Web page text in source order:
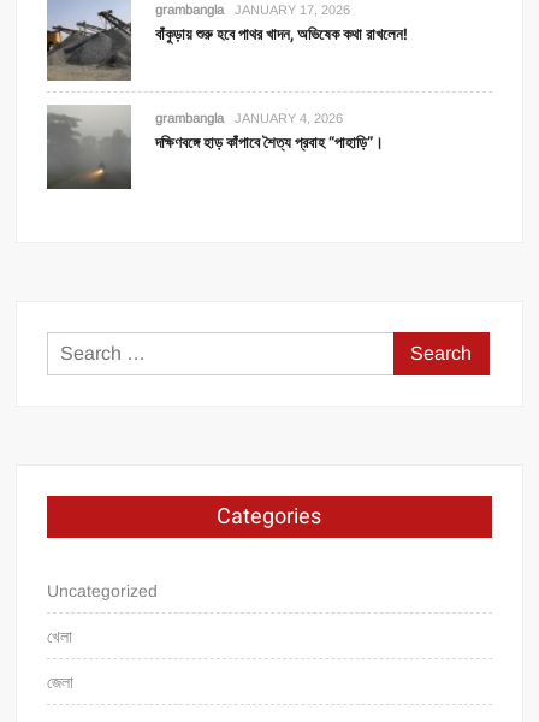
grambangla JANUARY 17, 2026
বাঁকুড়ায় শুরু হবে পাথর খাদন, অভিষেক কথা রাখলেন!
grambangla JANUARY 4, 2026
দক্ষিণবঙ্গে হাড় কাঁপাবে শৈত্য প্রবাহ “পাহাড়ি”।
Search
for:
Categories
Uncategorized
খেলা
জেলা